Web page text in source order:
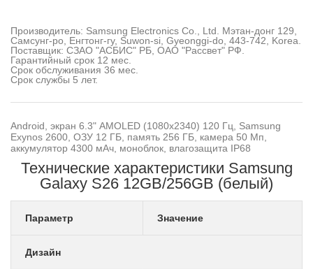
Производитель: Samsung Electronics Co., Ltd. Мэтан-донг 129,
Самсунг-ро, Енгтонг-гу, Suwon-si, Gyeonggi-do, 443-742, Korea.
Поставщик: СЗАО "АСБИС" РБ, OАО "Рассвет" РФ.
Гарантийный срок 12 мес.
Срок обслуживания 36 мес.
Срок службы 5 лет.
Android, экран 6.3" AMOLED (1080x2340) 120 Гц, Samsung
Exynos 2600, ОЗУ 12 ГБ, память 256 ГБ, камера 50 Мп,
аккумулятор 4300 мАч, моноблок, влагозащита IP68
Технические характеристики Samsung
Galaxy S26 12GB/256GB (белый)
Параметр Значение
Дизайн